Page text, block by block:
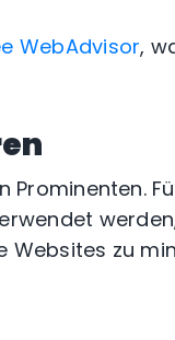
WebAdvisor,
zu